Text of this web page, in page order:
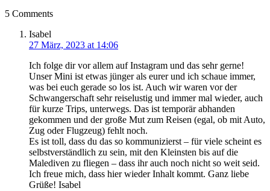
5 Comments
says:
Isabel
27 März, 2023 at 14:06
Ich folge dir vor allem auf Instagram und das sehr gerne!
Unser Mini ist etwas jünger als eurer und ich schaue immer,
was bei euch gerade so los ist. Auch wir waren vor der
Schwangerschaft sehr reiselustig und immer mal wieder, auch
für kurze Trips, unterwegs. Das ist temporär abhanden
gekommen und der große Mut zum Reisen (egal, ob mit Auto,
Zug oder Flugzeug) fehlt noch.
Es ist toll, dass du das so kommunizierst – für viele scheint es
selbstverständlich zu sein, mit den Kleinsten bis auf die
Malediven zu fliegen – dass ihr auch noch nicht so weit seid.
Ich freue mich, dass hier wieder Inhalt kommt. Ganz liebe
Grüße! Isabel